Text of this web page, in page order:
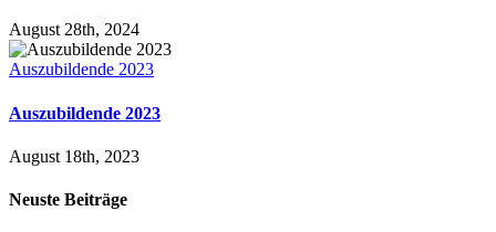
August 28th, 2024
Auszubildende 2023
Auszubildende 2023
August 18th, 2023
Neuste Beiträge